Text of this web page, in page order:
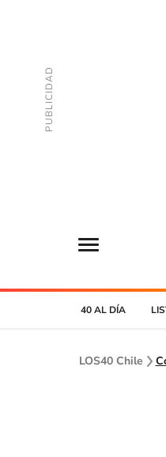
40 AL DÍA
LOS40 Chile